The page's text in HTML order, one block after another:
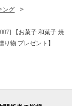
ング
【お菓子 和菓子 焼
物 プレゼント】